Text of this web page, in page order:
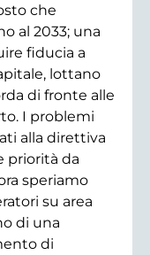
che
al 2033; una
fiducia a
lottano
di fronte alle
I problemi
alla direttiva
priorità da
speriamo
su area
di una
di